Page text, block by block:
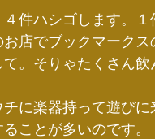
件ハシゴします。
店でブックマーク
て。そりゃたくさん
チに楽器持って遊び
ことが多いのです。